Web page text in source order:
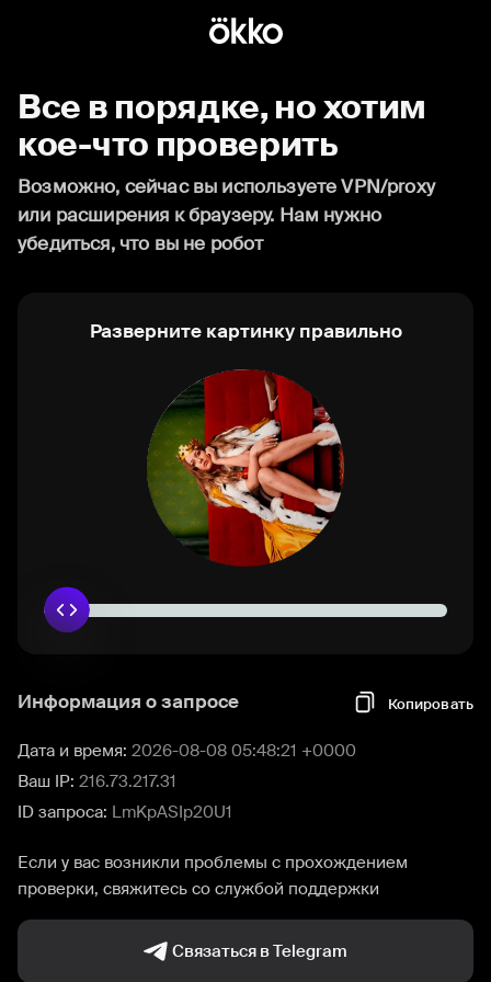
Все в порядке, но хотим
кое-что проверить
Возможно, сейчас вы используете VPN/proxy
или расширения к браузеру. Нам нужно
убедиться, что вы не робот
Разверните картинку правильно
Информация о запросе Копировать
Дата и время: 2026-08-08 05:48:21 +0000
Ваш IP: 216.73.217.31
ID запроса: LmKpASIp20U1
Если у вас возникли проблемы с прохождением
проверки, свяжитесь со службой поддержки
Связаться в Telegram